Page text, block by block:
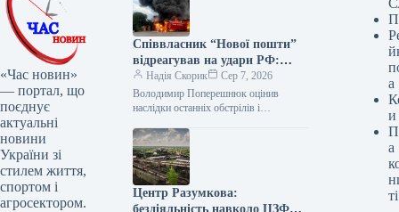
«Час новин»
— портал, що
поєднує
актуальні
новини
України зі
стилем життя,
спортом і
агросектором.
Співвласник “Нової пошти”
відреагував на удари РФ:
вимагає посилення ППО
Надія Скорик
Сер 7, 2026
Володимир Поперешнюк оцінив
наслідки останніх обстрілів і
Співзасновник компанії «Нова пошта»
Володимир Поперешнюк після
чергової масованої…
Центр Разумкова:
бездіяльність навколо ЦЗФ
а
и
а
ті